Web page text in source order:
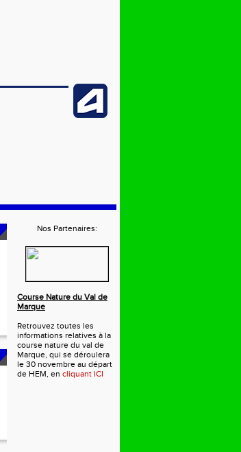
Nos Partenaires:
Course Nature du Val de
Marque
Retrouvez toutes les
informations relatives à la
course nature du val de
Marque, qui se déroulera
le 30 novembre au départ
de HEM, en cliquant ICI